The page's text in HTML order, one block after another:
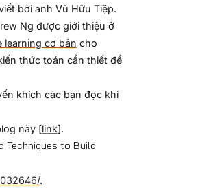
bởi anh Vũ Hữu Tiệp.
Ng được giới thiệu ở
learning cơ bản cho
thức toán cần thiết để
khích các bạn đọc khi
này [link].
Techniques to Build
.